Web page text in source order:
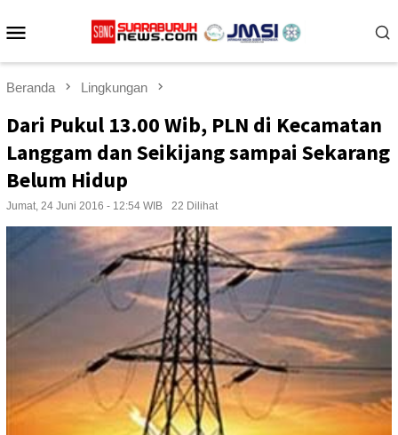
ke
Beranda Lingkungan
Dari Pukul 13.00 Wib, PLN di Kecamatan
Langgam dan Seikijang sampai Sekarang
Belum Hidup
Jumat, 24 Juni 2016 - 12:54 WIB 22 Dilihat